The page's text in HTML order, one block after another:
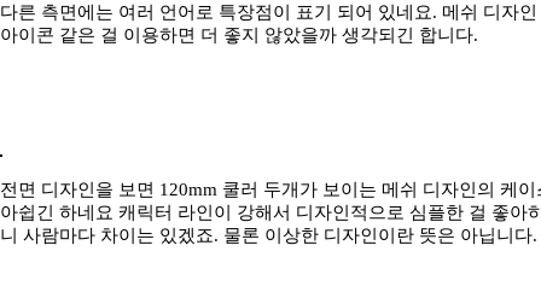
다른 측면에는 여러 언어로 특장점이 표기 되어 있네요. 메쉬 디자
아이콘 같은 걸 이용하면 더 좋지 않았을까 생각되긴 합니다.
전면 디자인을 보면 120mm 쿨러 두개가 보이는 메쉬 디자인의 케
아쉽긴 하네요 캐릭터 라인이 강해서 디자인적으로 심플한 걸 좋아
니 사람마다 차이는 있겠죠. 물론 이상한 디자인이란 뜻은 아닙니다.